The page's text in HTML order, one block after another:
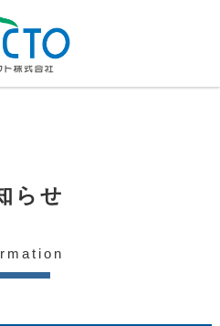
らせ